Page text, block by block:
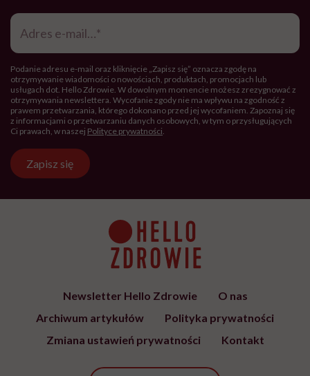
Adres
mail*
Podanie adresu e-mail oraz kliknięcie „Zapisz się” oznacza zgodę na
otrzymywanie wiadomości o nowościach, produktach, promocjach lub
usługach dot. Hello Zdrowie. W dowolnym momencie możesz zrezygnować z
otrzymywania newslettera. Wycofanie zgody nie ma wpływu na zgodność z
prawem przetwarzania, którego dokonano przed jej wycofaniem. Zapoznaj się
z informacjami o przetwarzaniu danych osobowych, w tym o przysługujących
Ci prawach, w naszej Polityce prywatności.
Zapisz się
Newsletter Hello Zdrowie
O nas
Archiwum artykułów
Polityka prywatności
Zmiana ustawień prywatności
Kontakt